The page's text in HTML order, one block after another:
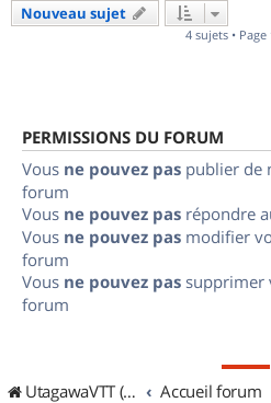
Nouveau sujet
4 sujets • Page
PERMISSIONS DU FORUM
Vous ne pouvez pas publier de
forum
Vous ne pouvez pas répondre
Vous ne pouvez pas modifier
forum
Vous ne pouvez pas supprimer
forum
UtagawaVTT (Randos VTT et VTTAE avec traces GPS) Accueil forum